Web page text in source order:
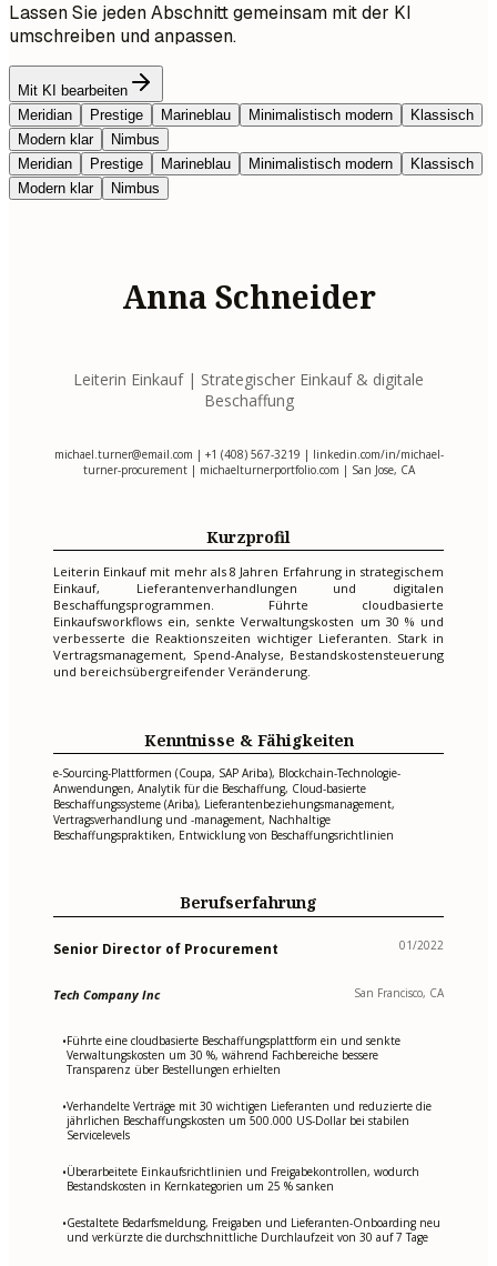
Lassen Sie jeden Abschnitt gemeinsam mit der KI
umschreiben und anpassen.
Mit KI bearbeiten
Meridian
Prestige Marineblau Minimalistisch modern
Klassisch
Modern klar
Nimbus
Meridian
Prestige Marineblau Minimalistisch modern
Klassisch
Modern klar
Nimbus
Anna Schneider
Leiterin Einkauf | Strategischer Einkauf & digitale
Beschaffung
michael.turner@email.com | +1 (408) 567-3219 | linkedin.com/in/michael-
turner-procurement | michaelturnerportfolio.com | San Jose, CA
Kurzprofil
Leiterin Einkauf mit mehr als 8 Jahren Erfahrung in strategischem
Einkauf, Lieferantenverhandlungen und digitalen
Beschaffungsprogrammen. Führte cloudbasierte
Einkaufsworkflows ein, senkte Verwaltungskosten um 30 % und
verbesserte die Reaktionszeiten wichtiger Lieferanten. Stark in
Vertragsmanagement, Spend-Analyse, Bestandskostensteuerung
und bereichsübergreifender Veränderung.
Kenntnisse & Fähigkeiten
e-Sourcing-Plattformen (Coupa, SAP Ariba), Blockchain-Technologie-
Anwendungen, Analytik für die Beschaffung, Cloud-basierte
Beschaffungssysteme (Ariba), Lieferantenbeziehungsmanagement,
Vertragsverhandlung und -management, Nachhaltige
Beschaffungspraktiken, Entwicklung von Beschaffungsrichtlinien
Berufserfahrung
Senior Director of Procurement 01/2022
Tech Company Inc San Francisco, CA
•Führte eine cloudbasierte Beschaffungsplattform ein und senkte
Verwaltungskosten um 30 %, während Fachbereiche bessere
Transparenz über Bestellungen erhielten
•Verhandelte Verträge mit 30 wichtigen Lieferanten und reduzierte die
jährlichen Beschaffungskosten um 500.000 US-Dollar bei stabilen
Servicelevels
•Überarbeitete Einkaufsrichtlinien und Freigabekontrollen, wodurch
Bestandskosten in Kernkategorien um 25 % sanken
•Gestaltete Bedarfsmeldung, Freigaben und Lieferanten-Onboarding neu
und verkürzte die durchschnittliche Durchlaufzeit von 30 auf 7 Tage